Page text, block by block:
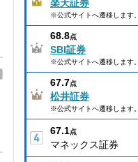
楽天証券
※公式サイトへ遷移します。
68.8点
SBI証券
※公式サイトへ遷移します。
67.7点
松井証券
※公式サイトへ遷移します。
67.1点
マネックス証券